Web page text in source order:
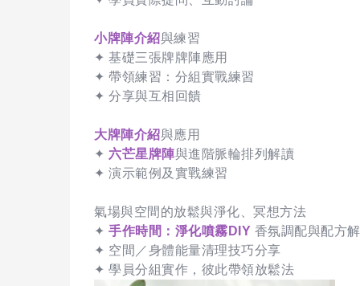
小牌陣介紹與練習
✦ 基礎三張牌牌陣應用
✦ 帶領練習：分組實戰練習
✦ 分享與互相回饋
大牌陣介紹與應用
✦ 六芒星牌陣與進階脈輪排列解讀
✦ 演示範例及實戰練習
氣場與空間的放鬆與淨化、冥想方法
✦ 手作時間：淨化噴霧DIY 香氛調配與配方
✦ 空間／身體能量清理技巧分享
✦ 學員分組實作，彼此帶領放鬆法